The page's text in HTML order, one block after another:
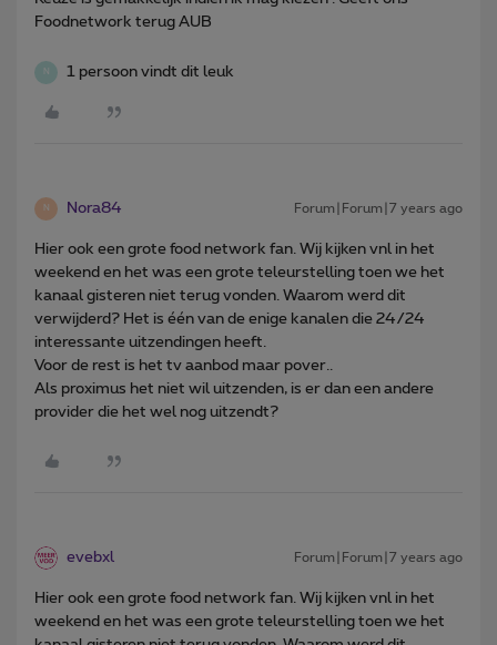
Foodnetwork terug AUB
N 1 persoon vindt dit leuk
N Nora84 Forum|Forum|7 years ago
Hier ook een grote food network fan. Wij kijken vnl in het
weekend en het was een grote teleurstelling toen we het
kanaal gisteren niet terug vonden. Waarom werd dit
verwijderd? Het is één van de enige kanalen die 24/24
interessante uitzendingen heeft.
Voor de rest is het tv aanbod maar pover..
Als proximus het niet wil uitzenden, is er dan een andere
provider die het wel nog uitzendt?
evebxl Forum|Forum|7 years ago
Hier ook een grote food network fan. Wij kijken vnl in het
weekend en het was een grote teleurstelling toen we het